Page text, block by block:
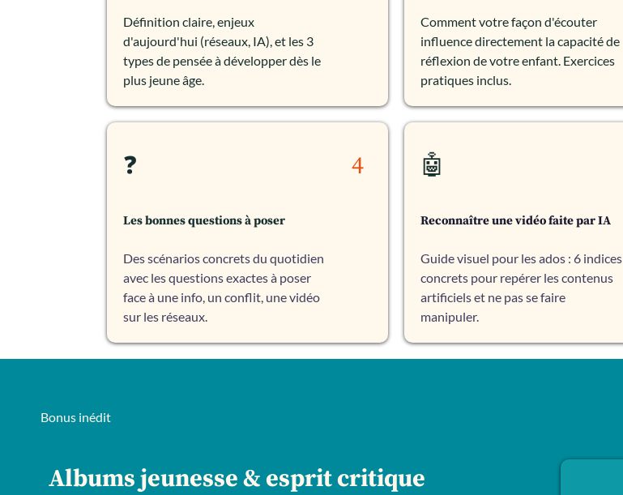
Définition claire, enjeux
d'aujourd'hui (réseaux, IA), et les 3
types de pensée à développer dès le
plus jeune âge.
Comment votre façon d'écouter
influence directement la capacité de
réflexion de votre enfant. Exercices
pratiques inclus.
❓
Les bonnes questions à poser
Des scénarios concrets du quotidien
avec les questions exactes à poser
face à une info, un conflit, une vidéo
sur les réseaux.
4 🤖
Reconnaître une vidéo faite par IA
Guide visuel pour les ados : 6 indices
concrets pour repérer les contenus
artificiels et ne pas se faire
manipuler.
Bonus inédit
Albums jeunesse & esprit critique